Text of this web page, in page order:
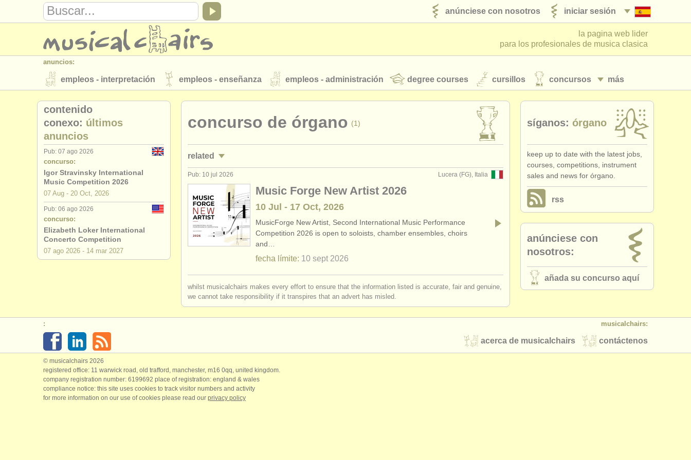
iniciar sesión
anúnciese con nosotros
la pagina web lider
para los profesionales de musica clasica
anuncios:
más
empleos - interpretación empleos - enseñanza empleos - administración degree courses cursillos concursos
instrumentos en venta instrumentos robados
directorios:
orquestas y teatros
musicalchairs:
acerca de musicalchairs contáctenos
editor:
anúnciese con nosotros find out about our ATS ATSfaq
concurso de órgano (1)
related
empleos - interpretación: piano
empleos - enseñanza: piano
empleos - enseñanza: órgano (2)
cursos/masterclass piano
degree courses: piano (11)
instrumentos en venta: órgano
Lucera (FG), Italia
Pub: 10 jul 2026
Music Forge New Artist 2026
10 Jul - 17 Oct, 2026
MusicForge New Artist, Second International Music Performance
Competition 2026 is open to soloists, chamber ensembles, choirs
and…
fecha límite: 10 sept 2026
whilst musicalchairs makes every effort to ensure that the information listed is accurate, fair and genuine,
we cannot take responsibility if it transpires that an advert has misled.
contenido
conexo: últimos
anuncios
Pub: 07 ago 2026
concurso:
Igor Stravinsky International
Music Competition 2026
07 Aug - 20 Oct, 2026
Pub: 06 ago 2026
concurso:
Elizabeth Loker International
Concerto Competition
07 ago 2026 - 14 mar 2027
síganos: órgano
keep up to date with the latest jobs,
courses, competitions, instrument
sales and news for órgano.
rss
anúnciese con
nosotros:
añada su concurso aquí
musicalchairs:
contáctenos
acerca de musicalchairs
:
© musicalchairs 2026
registered office: 11 warwick road, old trafford, manchester, m16 0qq, united kingdom.
company registration number: ​6199692 place of registration: england & wales
compliance notice: ​this site uses cookies to track visitor numbers and activity
for more information on our use of cookies please read our privacy policy